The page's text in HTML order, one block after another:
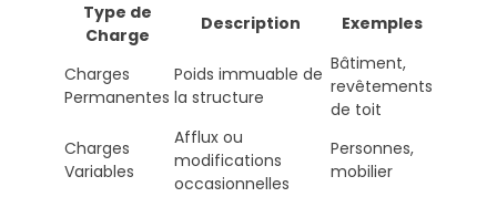
Type de
Charge
Description Exemples
Charges
Permanentes
Poids immuable de
la structure
Bâtiment,
revêtements
de toit
Charges
Variables
Afflux ou
modifications
occasionnelles
Personnes,
mobilier